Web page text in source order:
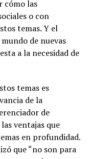
cómo las
o con
temas. Y el
de nuevas
a la necesidad de
temas es
de la
de
ventajas que
en profundidad.
que “no son para